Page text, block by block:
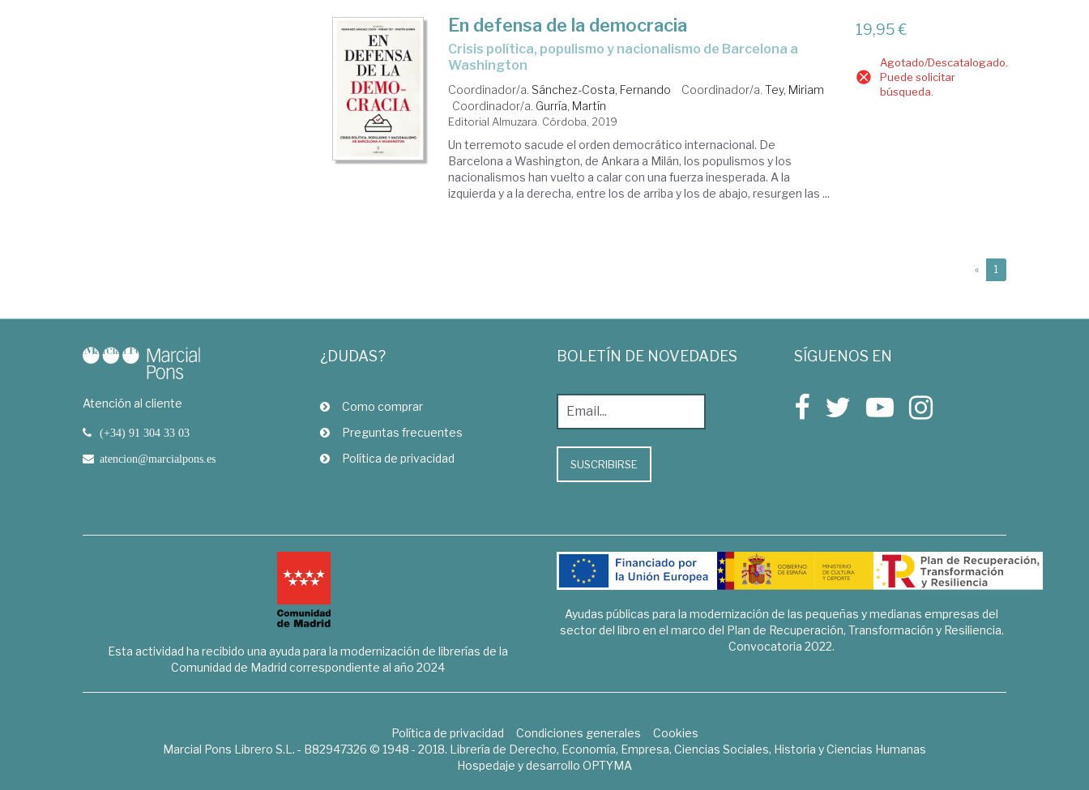
En defensa de la democracia
crisis política, populismo y nacionalismo de Barcelona a
Washington
Coordinador/a. Sánchez-Costa, Fernando Coordinador/a.Tey, Miriam
Coordinador/a. Gurría, Martín
Editorial Almuzara. Córdoba, 2019
Un terremoto sacude el orden democrático internacional. De
Barcelona a Washington, de Ankara a Milán, los populismos y los
nacionalismos han vuelto a calar con una fuerza inesperada. A la
izquierda y a la derecha, entre los de arriba y los de abajo, resurgen las ...
19,95 €
Agotado/Descatalogado.
Puede solicitar
búsqueda.
« 1
Atención al cliente
(+34) 91 304 33 03
atencion@marcialpons.es
¿DUDAS?
Como comprar
Preguntas frecuentes
Política de privacidad
BOLETÍN DE NOVEDADES
SUSCRIBIRSE
SÍGUENOS EN
Esta actividad ha recibido una ayuda para la modernización de librerías de la
Comunidad de Madrid correspondiente al año 2024
Ayudas públicas para la modernización de las pequeñas y medianas empresas del
sector del libro en el marco del Plan de Recuperación, Transformación y Resiliencia.
Convocatoria 2022.
Política de privacidad Condiciones generales
Cookies
Marcial Pons Librero S.L. - B82947326 © 1948 - 2018. Librería de Derecho, Economía, Empresa, Ciencias Sociales, Historia y Ciencias Humanas
Hospedaje y desarrollo OPTYMA